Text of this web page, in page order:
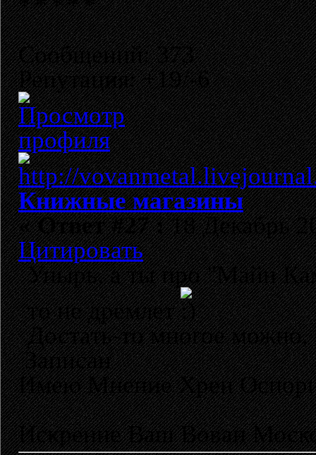
Сообщений: 373
Репутация: +19/-6
Книжные магазины
«Ответ #27 :18 Декабрь
Цитировать
Упырь, а ты про "Майн
то не дремлет
Достать-то многое
Записан
Имею Мнение Хрен
Искренне Ваш Вован